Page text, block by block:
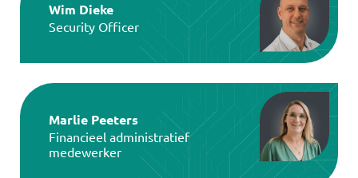
Wim Dieke
Security Officer
Marlie Peeters
Financieel administratief
medewerker